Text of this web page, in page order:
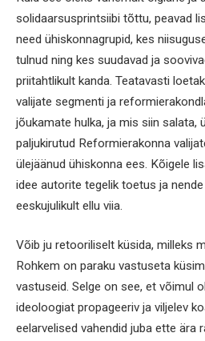
solidaarsusprintsiibi tõttu, peavad
need ühiskonnagrupid, kes
tulnud ning kes suudavad ja
priitahtlikult kanda. Teatavasti
valijate segmenti ja
jõukamate hulka, ja mis siin salata,
paljukirutud Reformierakonna
ülejäänud ühiskonna ees. Kõigele
idee autorite tegelik toetus ja
eeskujulikult ellu viia.
Võib ju retooriliselt küsida, milleks
Rohkem on paraku vastuseta
vastuseid. Selge on see, et võimul
ideoloogiat propageeriv ja viljelev
eelarvelised vahendid juba ette ära